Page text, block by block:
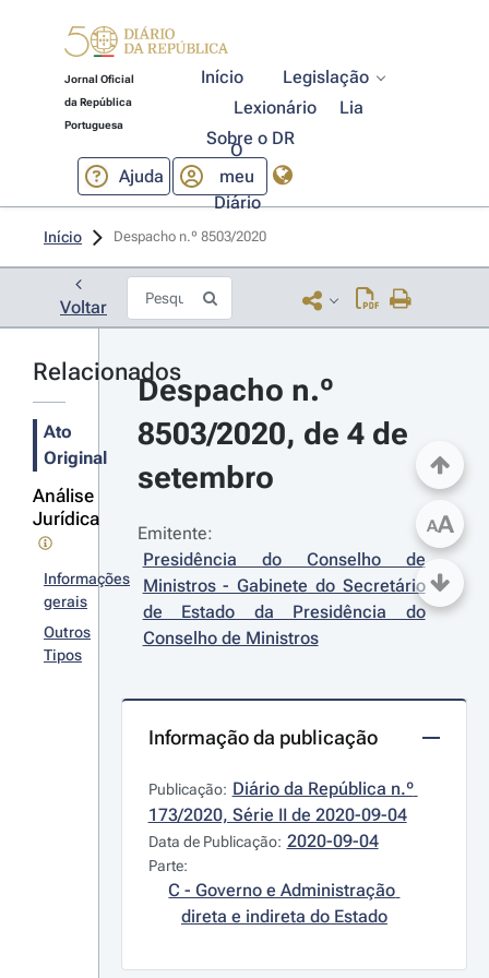
Jornal Oficial
da República
Portuguesa
Início
Legislação
Lexionário
Lia
Sobre o DR
Ajuda
O
meu
Diário
Início Despacho n.º 8503/2020
Voltar
Relacionados
Ato
Original
Análise
Jurídica
Informações
gerais
Outros
Tipos
Despacho n.º
8503/2020, de 4 de
setembro
Emitente:
Presidência do Conselho de
Ministros - Gabinete do Secretário
de Estado da Presidência do
Conselho de Ministros
Informação da publicação
Publicação: Diário da República n.º
173/2020, Série II de 2020-09-04
Data de Publicação: 2020-09-04
Parte:
C - Governo e Administração
direta e indireta do Estado
AA